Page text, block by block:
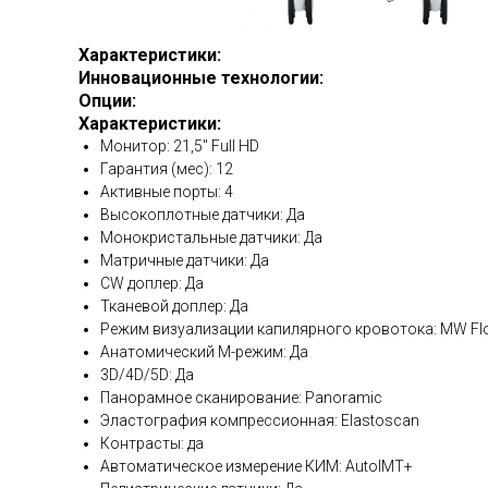
Характеристики:
Инновационные технологии:
Опции:
Характеристики:
Монитор: 21,5" Full HD
Гарантия (мес): 12
Активные порты: 4
Высокоплотные датчики: Да
Монокристальные датчики: Да
Матричные датчики: Да
CW доплер: Да
Тканевой доплер: Да
Режим визуализации капилярного кровотока: MW
Анатомический М-режим: Да
3D/4D/5D: Да
Панорамное сканирование: Panoramic
Эластография компрессионная: Elastoscan
Контрасты: да
Автоматическое измерение КИМ: AutoIMT+